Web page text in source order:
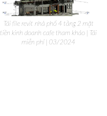
Tải file revit nhà phố 4 tầng 2 mặt
tiền kinh doanh cafe tham khảo | Tải
miễn phí | 03/2024